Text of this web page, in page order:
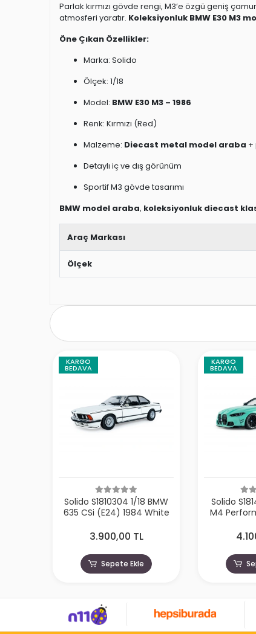
Parlak kırmızı gövde rengi, M3’e özgü geniş
atmosferi yaratır. Koleksiyonluk BMW E30 M3
Öne Çıkan Özellikler:
Marka: Solido
Ölçek: 1/18
Model: BMW E30 M3 – 1986
Renk: Kırmızı (Red)
Malzeme: Diecast metal model araba +
Detaylı iç ve dış görünüm
Sportif M3 gövde tasarımı
BMW model araba, koleksiyonluk diecast
Araç Markası
Ölçek
KARGO
BEDAVA
Solido S1810304 1/18 BMW
635 CSi (E24) 1984 White
3.900,00 TL
Sepete Ekle
KARGO
BEDAVA
Solido
M4